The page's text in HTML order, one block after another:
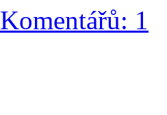
Komentářů: 1